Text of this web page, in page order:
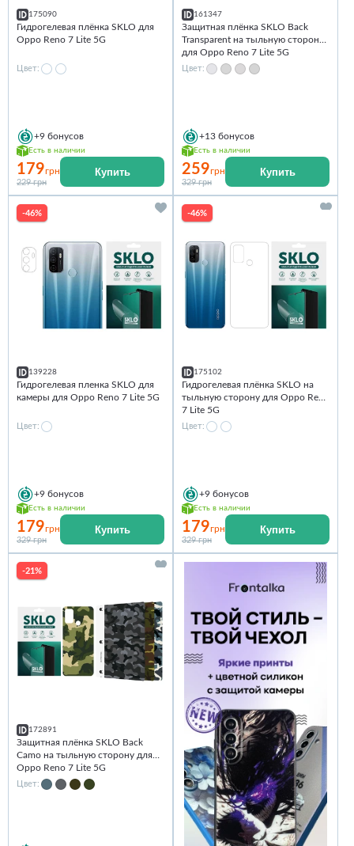
175090
Гидрогелевая плёнка SKLO для
Oppo Reno 7 Lite 5G
Цвет:
+9 бонусов
Есть в наличии
179грн
229 грн
Купить
161347
Защитная плёнка SKLO Back
Transparent на тыльную сторону
для Oppo Reno 7 Lite 5G
Цвет:
+13 бонусов
Есть в наличии
259грн
329 грн
Купить
-46%
139228
Гидрогелевая пленка SKLO для
камеры для Oppo Reno 7 Lite 5G
Цвет:
+9 бонусов
Есть в наличии
179грн
329 грн
Купить
-46%
175102
Гидрогелевая плёнка SKLO на
тыльную сторону для Oppo Reno
7 Lite 5G
Цвет:
+9 бонусов
Есть в наличии
179грн
329 грн
Купить
-21%
172891
Защитная плёнка SKLO Back
Camo на тыльную сторону для
Oppo Reno 7 Lite 5G
Цвет: